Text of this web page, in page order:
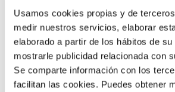
Usamos cookies propias y de
medir nuestros servicios, elaborar
elaborado a partir de los hábitos de
mostrarle publicidad relacionada con
Se comparte información con los
facilitan las cookies. Puedes obtener
La crisis de vivienda y su
la salud mental
ESCRITO POR
2025.